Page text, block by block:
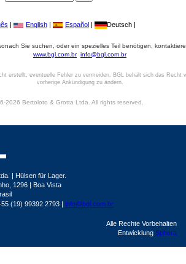
| English | Español | Deutsch |
Sie suchen, oder ein spezielles Teil benötigen,
www.bgl.com.br info@bgl.com.br
erstellt, eventuelle Fehler zu vermeiden. BGL behält sich das Recht
vorherige Ankündigung zu ändern.
2026 Bertoloto & Grotta Ltda. All rights reserved.
| Hülsen für Lager.
1296 | Boa Vista
(19) 99392.2793 | info@bgl.com.br
Alle Rechte Vorbehalten
Entwicklung Sphera